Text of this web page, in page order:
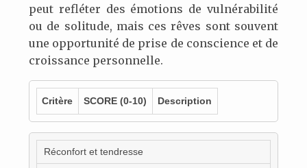
peut refléter des émotions de vulnérabilité
ou de solitude, mais ces rêves sont souvent
une opportunité de prise de conscience et de
croissance personnelle.
Critère SCORE (0-10) Description
Réconfort et tendresse